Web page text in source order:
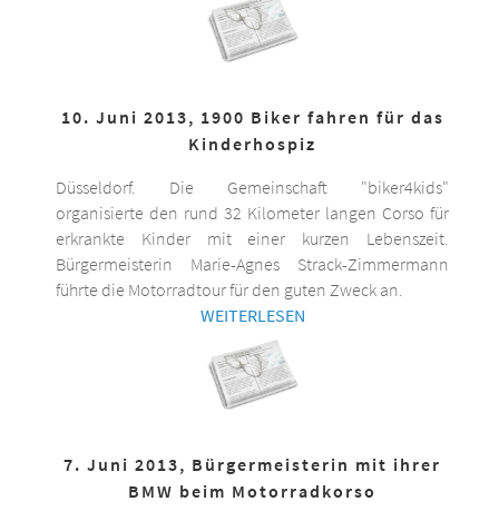
10. Juni 2013, 1900 Biker fahren für das
Kinderhospiz
Düsseldorf. Die Gemeinschaft "biker4kids"
organisierte den rund 32 Kilometer langen Corso für
erkrankte Kinder mit einer kurzen Lebenszeit.
Bürgermeisterin Marie-Agnes Strack-Zimmermann
führte die Motorradtour für den guten Zweck an.
WEITERLESEN
7. Juni 2013, Bürgermeisterin mit ihrer
BMW beim Motorradkorso